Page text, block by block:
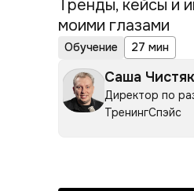
Тренды, кейсы и
моими глазами
Обучение 27 мин
Саша
Директор по
ТренингСпэйс